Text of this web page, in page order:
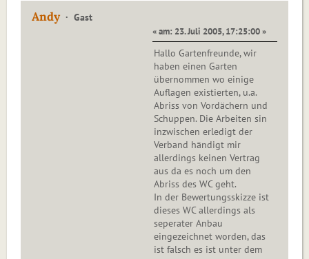
Andy Gast
« am: 23. Juli 2005, 17:25:00 »
Hallo Gartenfreunde, wir
haben einen Garten
übernommen wo einige
Auflagen existierten, u.a.
Abriss von Vordächern und
Schuppen. Die Arbeiten sin
inzwischen erledigt der
Verband händigt mir
allerdings keinen Vertrag
aus da es noch um den
Abriss des WC geht.
In der Bewertungsskizze ist
dieses WC allerdings als
seperater Anbau
eingezeichnet worden, das
ist falsch es ist unter dem